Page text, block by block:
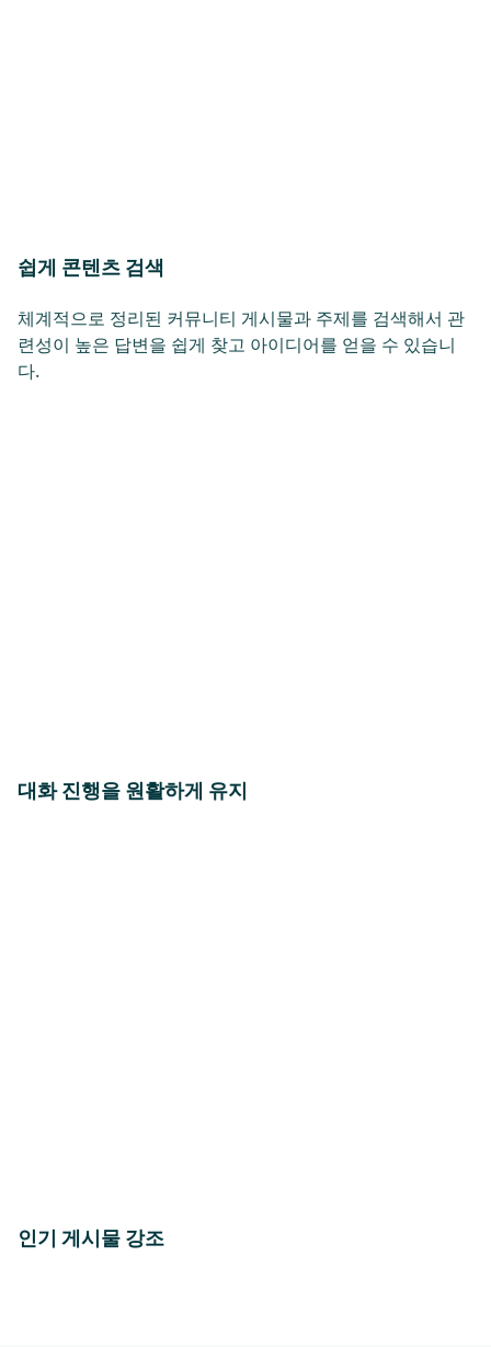
쉽게 콘텐츠 검색
체계적으로 정리된 커뮤니티 게시물과 주제를 검색해서 관
련성이 높은 답변을 쉽게 찾고 아이디어를 얻을 수 있습니
다.
대화 진행을 원활하게 유지
인기 게시물 강조